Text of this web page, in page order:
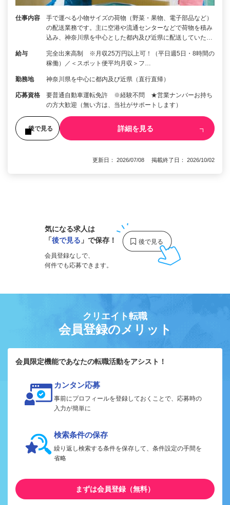
仕事内容
手で運べる小物サイズの荷物（野菜・果物、電子部品など）
の配送業務です。主に空港や流通センターなどで荷物を積み
込み、神奈川県を中心とした都内及び近県に配送していた…
給与
完全出来高制 ※月収25万円以上可！（平日週5日・8時間の
稼働）／＜スポット便平均月収＞フ…
勤務地 神奈川県を中心に都内及び近県（直行直帰）
応募資格
要普通自動車運転免許 ※経験不問 ★営業ナンバーお持ち
の方大歓迎（無い方は、当社がサポートします）
後で見る 詳細を見る
更新日： 2026/07/08 掲載終了日： 2026/10/02
気になる求人は
「後で見る 」で保存！
会員登録なしで、
何件でも応募できます。
クリエイト転職
会員登録のメリット
会員限定機能であなたの転職活動をアシスト！
カンタン応募
事前にプロフィールを登録しておくことで、応募時の
入力が簡単に
検索条件の保存
繰り返し検索する条件を保存して、条件設定の手間を
省略
まずは会員登録（無料）